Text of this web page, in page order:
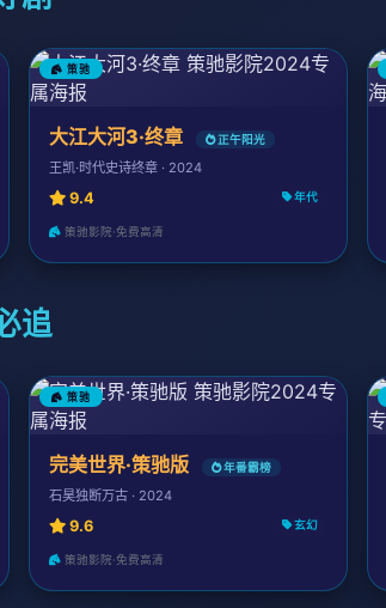
策驰
大江大河3·终章 正午阳光
王凯·时代史诗终章 · 2024
9.4 年代
策驰影院·免费高清
追
策驰
完美世界·策驰版 年番霸榜
石昊独断万古 · 2024
9.6 玄幻
策驰影院·免费高清